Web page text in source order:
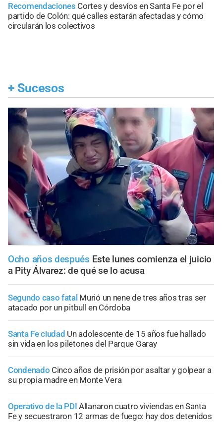
Recomendaciones Cortes y desvíos en Santa Fe por el
partido de Colón: qué calles estarán afectadas y cómo
circularán los colectivos
+ Sucesos
Ocho años después Este lunes comienza el juicio
a Pity Álvarez: de qué se lo acusa
Segundo caso fatal Murió un nene de tres años tras ser
atacado por un pitbull en Córdoba
Santa Fe ciudad Un adolescente de 15 años fue hallado
sin vida en los piletones del Parque Garay
Condenado Cinco años de prisión por asaltar y golpear a
su propia madre en Monte Vera
Operativo de la PDI Allanaron cuatro viviendas en Santa
Fe y secuestraron 12 armas de fuego: hay dos detenidos